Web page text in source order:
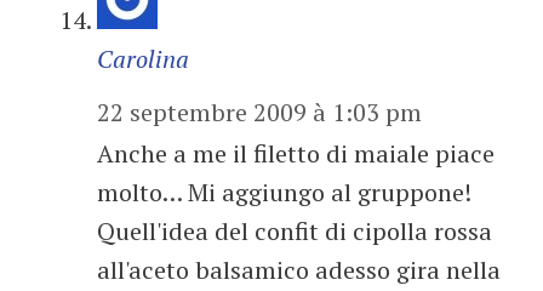
Carolina
22 septembre 2009 à 1:03 pm
Anche a me il filetto di maiale piace
molto… Mi aggiungo al gruppone!
Quell'idea del confit di cipolla rossa
all'aceto balsamico adesso gira nella